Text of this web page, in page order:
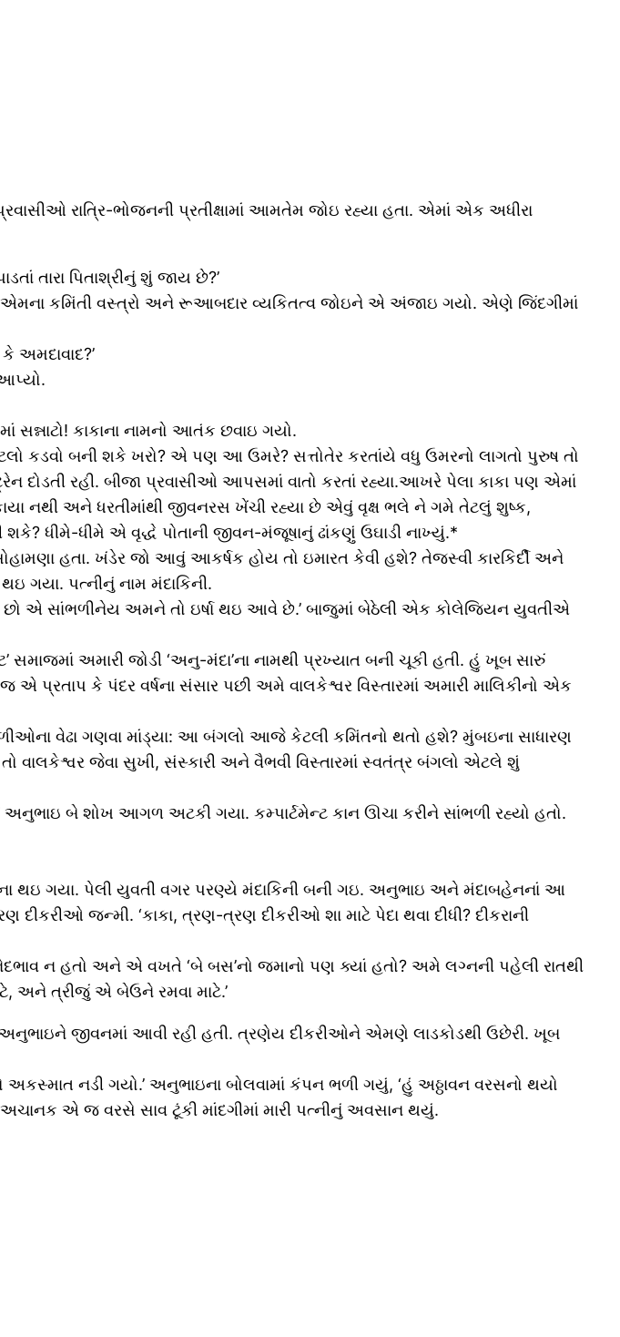
રાત્રિ-ભોજનની પ્રતીક્ષામાં આમતેમ જોઇ રહ્યા હતા. એમાં એક અધીરા
તારા પિતાશ્રીનું શું જાય છે?’
એમના કમિંતી વસ્ત્રો અને રૂઆબદાર વ્યકિતત્વ જોઇને એ અંજાઇ ગયો. એણે જિંદગીમાં
અમદાવાદ?’
સન્નાટો! કાકાના નામનો આતંક છવાઇ ગયો.
કડવો બની શકે ખરો? એ પણ આ ઉમરે? સત્તોતેર કરતાંયે વધુ ઉમરનો લાગતો પુરુષ તો
રહી. બીજા પ્રવાસીઓ આપસમાં વાતો કરતાં રહ્યા.આખરે પેલા કાકા પણ એમાં
નથી અને ધરતીમાંથી જીવનરસ ખેંચી રહ્યા છે એવું વૃક્ષ ભલે ને ગમે તેટલું શુષ્ક,
ધીમે-ધીમે એ વૃદ્ધે પોતાની જીવન-મંજૂષાનું ઢાંકણું ઉઘાડી નાખ્યું.*
હતા. ખંડેર જો આવું આકર્ષક હોય તો ઇમારત કેવી હશે? તેજસ્વી કારકિર્દી અને
ગયા. પત્નીનું નામ મંદાકિની.
એ સાંભળીનેય અમને તો ઇર્ષા થઇ આવે છે.’ બાજુમાં બેઠેલી એક કોલેજિયન યુવતીએ
અમારી જોડી ‘અનુ-મંદા’ના નામથી પ્રખ્યાત બની ચૂકી હતી. હું ખૂબ સારું
પ્રતાપ કે પંદર વર્ષના સંસાર પછી અમે વાલકેશ્વર વિસ્તારમાં અમારી માલિકીનો એક
વેઢા ગણવા માંડ્યા: આ બંગલો આજે કેટલી કમિંતનો થતો હશે? મુંબઇના સાધારણ
વાલકેશ્વર જેવા સુખી, સંસ્કારી અને વૈભવી વિસ્તારમાં સ્વતંત્ર બંગલો એટલે શું
બે શોખ આગળ અટકી ગયા. કમ્પાર્ટમેન્ટ કાન ઊચા કરીને સાંભળી રહ્યો હતો.
થઇ ગયા. પેલી યુવતી વગર પરણ્યે મંદાકિની બની ગઇ. અનુભાઇ અને મંદાબહેનનાં આ
જન્મી. ‘કાકા, ત્રણ-ત્રણ દીકરીઓ શા માટે પેદા થવા દીધી? દીકરાની
ન હતો અને એ વખતે ‘બે બસ’નો જમાનો પણ ક્યાં હતો? અમે લગ્નની પહેલી રાતથી
અને ત્રીજું એ બેઉને રમવા માટે.’
અનુભાઇને જીવનમાં આવી રહી હતી. ત્રણેય દીકરીઓને એમણે લાડકોડથી ઉછેરી. ખૂબ
અકસ્માત નડી ગયો.’ અનુભાઇના બોલવામાં કંપન ભળી ગયું, ‘હું અઠ્ઠાવન વરસનો થયો
અચાનક એ જ વરસે સાવ ટૂંકી માંદગીમાં મારી પત્નીનું અવસાન થયું.